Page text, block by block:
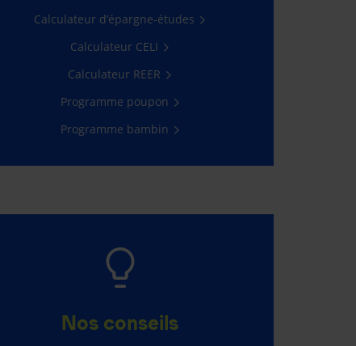
Calculateur d’épargne-études
Calculateur CELI
Calculateur REER
Programme poupon
Programme bambin
Nos conseils